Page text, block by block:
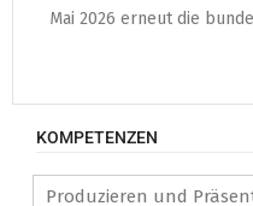
Mai 2026 erneut die
KOMPETENZEN
Produzieren und